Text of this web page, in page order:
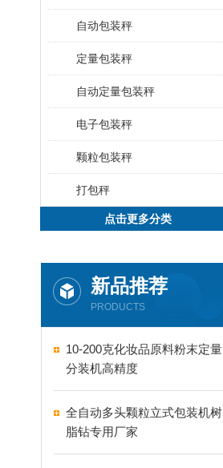
自动包装秤
定量包装秤
自动定量包装秤
电子包装秤
颗粒包装秤
打包秤
点击更多分类
新品推荐
PRODUCTS
10-200克化妆品原料粉末定量
分装机高精度
全自动多头颗粒立式包装机树
脂钻专用厂家